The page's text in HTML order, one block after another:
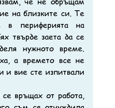
на близките си. Те
в периферията на
твърде заета да се
нужното време.
а времето все не
и вие сте изпитвали
се връщах от работа,